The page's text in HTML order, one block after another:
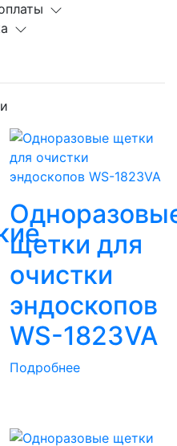
щетки для
очистки
эндоскопов
WS-1823VA
Подробнее